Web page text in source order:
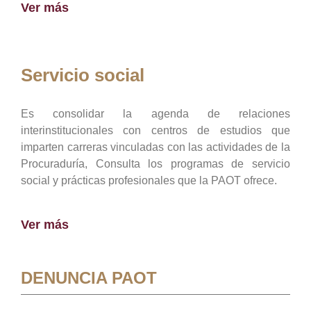
Ver más
Servicio social
Es consolidar la agenda de relaciones
interinstitucionales con centros de estudios que
imparten carreras vinculadas con las actividades de la
Procuraduría, Consulta los programas de servicio
social y prácticas profesionales que la PAOT ofrece.
Ver más
DENUNCIA PAOT